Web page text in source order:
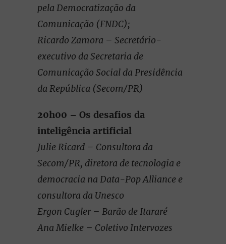
pela Democratização da
Comunicação (FNDC);
Ricardo Zamora – Secretário-
executivo da Secretaria de
Comunicação Social da Presidência
da República (Secom/PR)
20h00 – Os desafios da
inteligência artificial
Julie Ricard – Consultora da
Secom/PR, diretora de tecnologia e
democracia na Data-Pop Alliance e
consultora da Unesco
Ergon Cugler – Barão de Itararé
Ana Mielke – Coletivo Intervozes